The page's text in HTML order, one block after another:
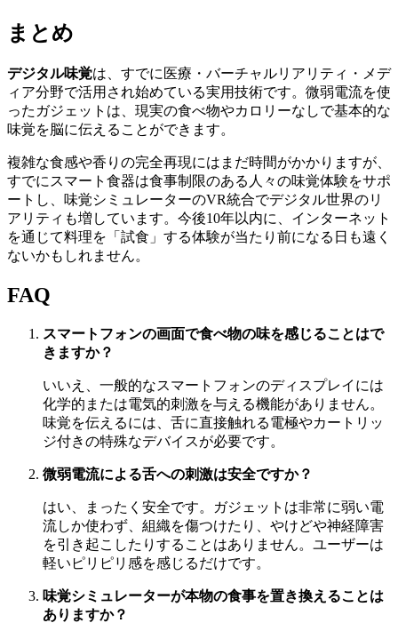
まとめ
デジタル味覚は、すでに医療・バーチャルリアリティ・メデ
ィア分野で活用され始めている実用技術です。微弱電流を使
ったガジェットは、現実の食べ物やカロリーなしで基本的な
味覚を脳に伝えることができます。
複雑な食感や香りの完全再現にはまだ時間がかかりますが、
すでにスマート食器は食事制限のある人々の味覚体験をサポ
ートし、味覚シミュレーターのVR統合でデジタル世界のリ
アリティも増しています。今後10年以内に、インターネット
を通じて料理を「試食」する体験が当たり前になる日も遠く
ないかもしれません。
FAQ
スマートフォンの画面で食べ物の味を感じることはで
きますか？
いいえ、一般的なスマートフォンのディスプレイには
化学的または電気的刺激を与える機能がありません。
味覚を伝えるには、舌に直接触れる電極やカートリッ
ジ付きの特殊なデバイスが必要です。
微弱電流による舌への刺激は安全ですか？
はい、まったく安全です。ガジェットは非常に弱い電
流しか使わず、組織を傷つけたり、やけどや神経障害
を引き起こしたりすることはありません。ユーザーは
軽いピリピリ感を感じるだけです。
味覚シミュレーターが本物の食事を置き換えることは
ありますか？